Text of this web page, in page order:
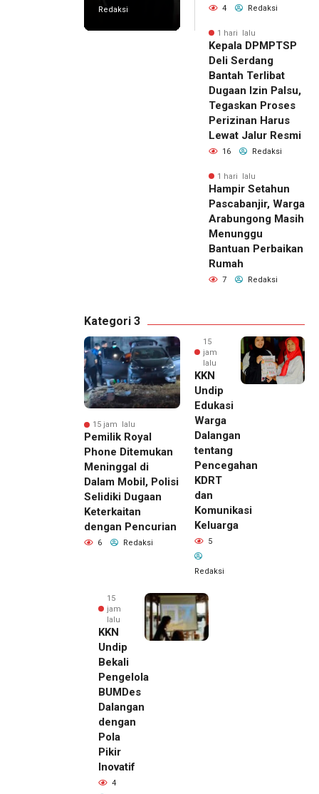
Redaksi
4 Redaksi
1 hari lalu
Kepala DPMPTSP
Deli Serdang
Bantah Terlibat
Dugaan Izin Palsu,
Tegaskan Proses
Perizinan Harus
Lewat Jalur Resmi
16 Redaksi
1 hari lalu
Hampir Setahun
Pascabanjir, Warga
Arabungong Masih
Menunggu
Bantuan Perbaikan
Rumah
7 Redaksi
Kategori 3
15 jam lalu
Pemilik Royal
Phone Ditemukan
Meninggal di
Dalam Mobil, Polisi
Selidiki Dugaan
Keterkaitan
dengan Pencurian
6 Redaksi
15
jam
lalu
KKN
Undip
Edukasi
Warga
Dalangan
tentang
Pencegahan
KDRT
dan
Komunikasi
Keluarga
5
Redaksi
15
jam
lalu
KKN
Undip
Bekali
Pengelola
BUMDes
Dalangan
dengan
Pola
Pikir
Inovatif
4
15 jam lalu
Pemilik